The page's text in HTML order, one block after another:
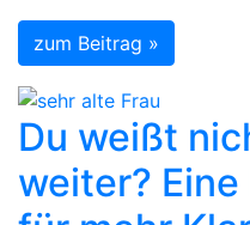
zum Beitrag »
Du weißt
weiter?